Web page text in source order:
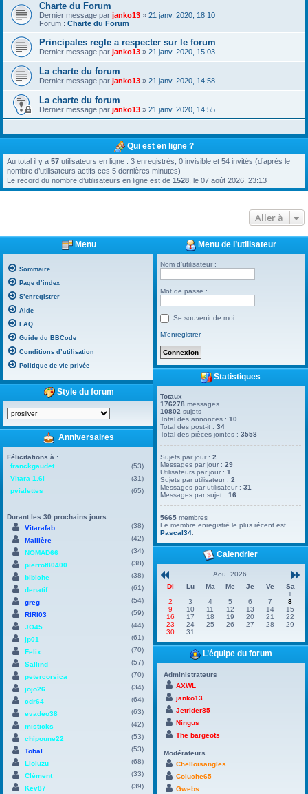
Charte du Forum
Dernier message par janko13 » 21 janv. 2020, 18:10
Forum : Charte du Forum
Principales regle a respecter sur le forum
Dernier message par janko13 » 21 janv. 2020, 15:03
La charte du forum
Dernier message par janko13 » 21 janv. 2020, 14:58
La charte du forum
Dernier message par janko13 » 21 janv. 2020, 14:55
Qui est en ligne ?
Au total il y a 57 utilisateurs en ligne : 3 enregistrés, 0 invisible et 54 invités (d’après le
nombre d’utilisateurs actifs ces 5 dernières minutes)
Le record du nombre d’utilisateurs en ligne est de 1528 , le 07 août 2026, 23:13
Aller à
Menu
Sommaire
Page d’index
S’enregistrer
Aide
FAQ
Guide du BBCode
Conditions d’utilisation
Politique de vie privée
Style du forum
Anniversaires
Félicitations à :
franckgaudet
(53)
Vitara 1.6i
(31)
pvialettes
(65)
Durant les 30 prochains jours
Vitarafab
(38)
Maillère
(42)
NOMAD66
(34)
pierrot80400
(38)
bibiche
(38)
denatif
(61)
greg
(54)
RIRI03
(59)
JO45
(44)
jp01
(61)
Felix
(70)
Sallind
(57)
petercorsica
(70)
jojo26
(34)
cdr64
(64)
evadeo38
(63)
misticks
(42)
chipoune22
(53)
Tobal
(53)
Lioluzu
(68)
Clément
(33)
Kev87
(39)
Menu de l’utilisateur
Nom d’utilisateur :
Mot de passe :
Se souvenir de moi
M’enregistrer
Statistiques
Totaux
176278 messages
10802 sujets
Total des annonces :10
Total des post-it :34
Total des pièces jointes :3558
Sujets par jour :2
Messages par jour :29
Utilisateurs par jour :1
Sujets par utilisateur :2
Messages par utilisateur :31
Messages par sujet :16
5665 membres
Le membre enregistré le plus récent est
Pascal34
Calendrier
Aou. 2026
Di
Lu Ma Me Je Ve
Sa
1
2
3 4 5 6 7
8
9
10 11 12 13 14
15
16
17 18 19 20 21
22
23
24 25 26 27 28
29
30
31
L’équipe du forum
Administrateurs
AXWL
janko13
Jetrider85
Ningus
The bargeots
Modérateurs
Chelloisangles
Coluche65
Gwebs